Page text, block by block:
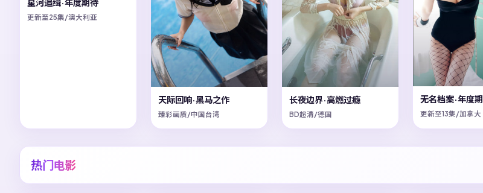
星河追缉·年度期待
更新至25集/澳大利亚
天际回响·黑马之作
臻彩画质/中国台湾
长夜边界·高燃过瘾
BD超清/德国
无名档案·年度
更新至13集/加拿大
热门电影